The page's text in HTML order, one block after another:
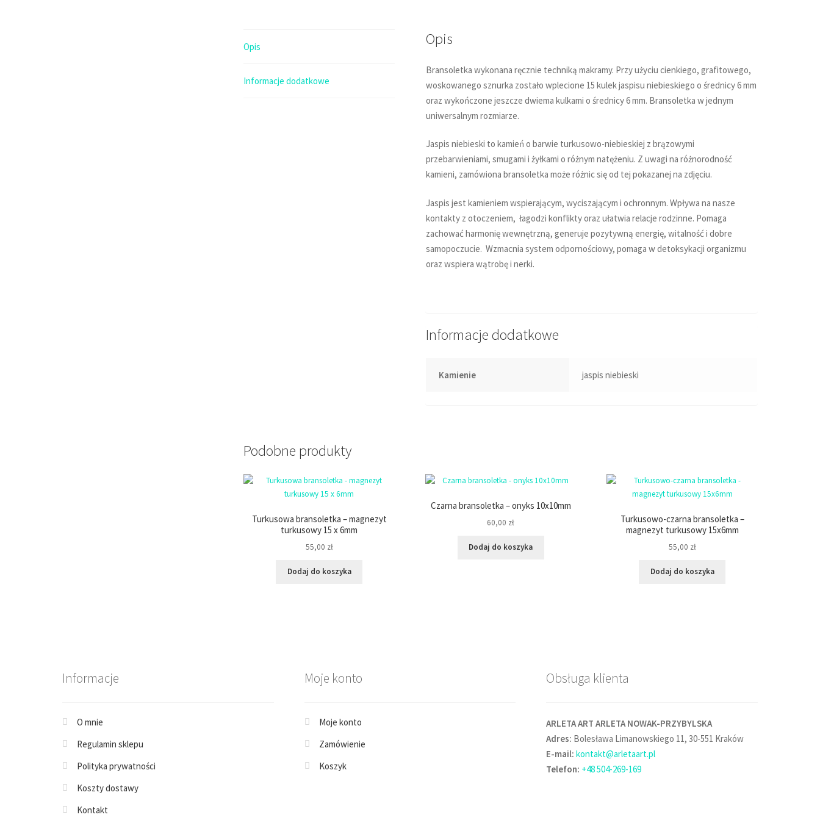
Opis
Informacje dodatkowe
Opis
Bransoletka wykonana ręcznie techniką makramy. Przy użyciu cienkiego, grafitowego,
woskowanego sznurka zostało wplecione 15 kulek jaspisu niebieskiego o średnicy 6 mm
oraz wykończone jeszcze dwiema kulkami o średnicy 6 mm. Bransoletka w jednym
uniwersalnym rozmiarze.
Jaspis niebieski to kamień o barwie turkusowo-niebieskiej z brązowymi
przebarwieniami, smugami i żyłkami o różnym natężeniu. Z uwagi na różnorodność
kamieni, zamówiona bransoletka może różnic się od tej pokazanej na zdjęciu.
Jaspis jest kamieniem wspierającym, wyciszającym i ochronnym. Wpływa na nasze
kontakty z otoczeniem, łagodzi konflikty oraz ułatwia relacje rodzinne. Pomaga
zachować harmonię wewnętrzną, generuje pozytywną energię, witalność i dobre
samopoczucie. Wzmacnia system odpornościowy, pomaga w detoksykacji organizmu
oraz wspiera wątrobę i nerki.
Informacje dodatkowe
Kamienie jaspis niebieski
Podobne produkty
Turkusowa bransoletka – magnezyt
turkusowy 15 x 6mm
55,00 zł
Dodaj do koszyka
Czarna bransoletka – onyks 10x10mm
60,00 zł
Dodaj do koszyka
Turkusowo-czarna bransoletka –
magnezyt turkusowy 15x6mm
55,00 zł
Dodaj do koszyka
Informacje
O mnie
Regulamin sklepu
Polityka prywatności
Koszty dostawy
Kontakt
Moje konto
Moje konto
Zamówienie
Koszyk
Obsługa klienta
ARLETA ART ARLETA NOWAK-PRZYBYLSKA
Adres: Bolesława Limanowskiego 11, 30-551 Kraków
E-mail: kontakt@arletaart.pl
Telefon: +48 504-269-169